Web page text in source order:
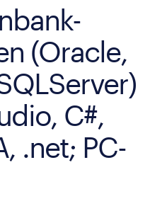
(Oracle,
C#,
.net; PC-